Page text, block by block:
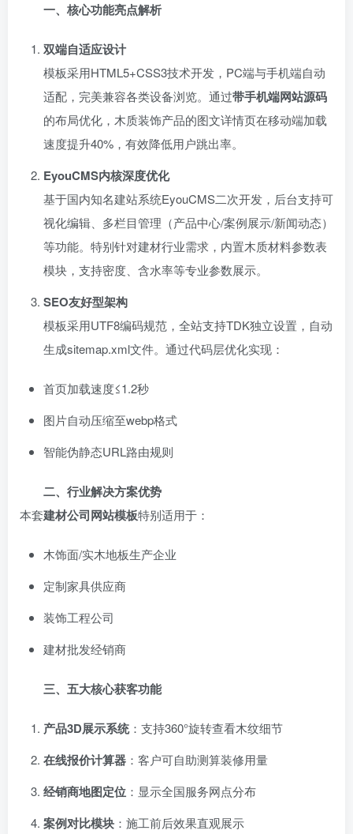
一、核心功能亮点解析
双端自适应设计
模板采用HTML5+CSS3技术开发，PC端与手机端自动
适配，完美兼容各类设备浏览。通过带手机端网站源码
的布局优化，木质装饰产品的图文详情页在移动端加载
速度提升40%，有效降低用户跳出率。
EyouCMS内核深度优化
基于国内知名建站系统EyouCMS二次开发，后台支持可
视化编辑、多栏目管理（产品中心/案例展示/新闻动态）
等功能。特别针对建材行业需求，内置木质材料参数表
模块，支持密度、含水率等专业参数展示。
SEO友好型架构
模板采用UTF8编码规范，全站支持TDK独立设置，自动
生成sitemap.xml文件。通过代码层优化实现：
首页加载速度≤1.2秒
图片自动压缩至webp格式
智能伪静态URL路由规则
二、行业解决方案优势
本套建材公司网站模板特别适用于：
木饰面/实木地板生产企业
定制家具供应商
装饰工程公司
建材批发经销商
三、五大核心获客功能
产品3D展示系统：支持360°旋转查看木纹细节
在线报价计算器 ：客户可自助测算装修用量
经销商地图定位 ：显示全国服务网点分布
案例对比模块 ：施工前后效果直观展示